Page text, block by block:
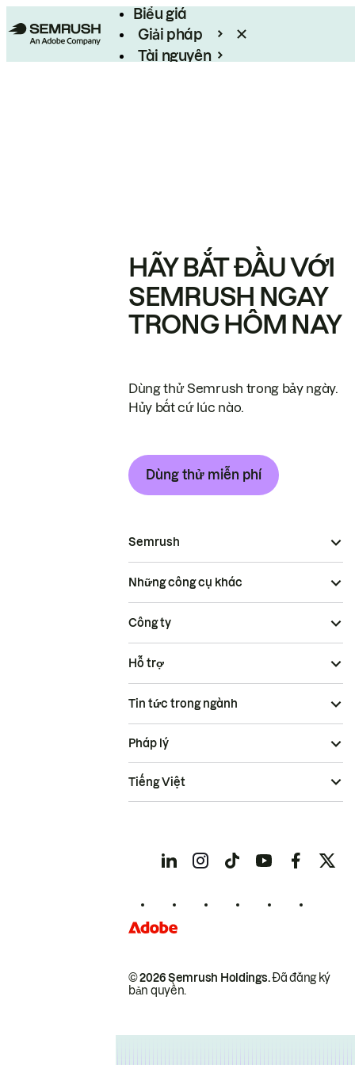
Biểu giá
Giải pháp
Tài nguyên
HÃY BẮT ĐẦU VỚI
SEMRUSH NGAY
TRONG HÔM NAY
Dùng thử Semrush trong bảy ngày.
Hủy bất cứ lúc nào.
Dùng thử miễn phí
Semrush
Những công cụ khác
Công ty
Hỗ trợ
Tin tức trong ngành
© 2026 Semrush Holdings.Đã đăng ký
bản quyền.
Pháp lý
Tiếng Việt